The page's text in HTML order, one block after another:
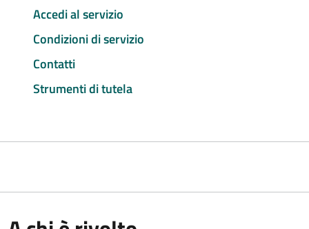
Accedi al servizio
Condizioni di servizio
Contatti
Strumenti di tutela